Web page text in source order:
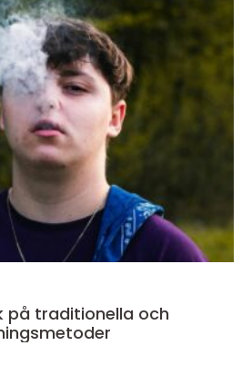
på traditionella och